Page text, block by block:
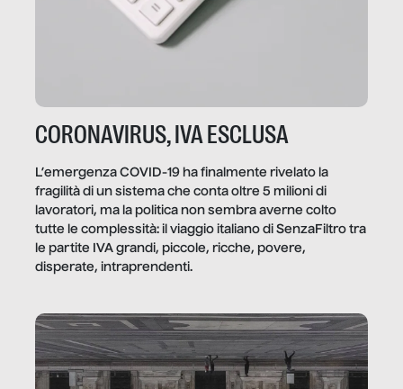
CORONAVIRUS, IVA ESCLUSA
L’emergenza COVID-19 ha finalmente rivelato la
fragilità di un sistema che conta oltre 5 milioni di
lavoratori, ma la politica non sembra averne colto
tutte le complessità: il viaggio italiano di SenzaFiltro tra
le partite IVA grandi, piccole, ricche, povere,
disperate, intraprendenti.